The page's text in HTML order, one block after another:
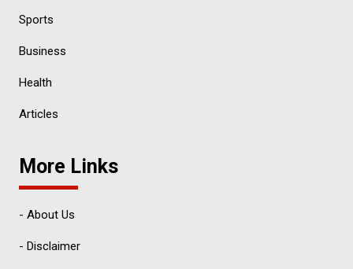
Sports
Business
Health
Articles
More Links
- About Us
- Disclaimer